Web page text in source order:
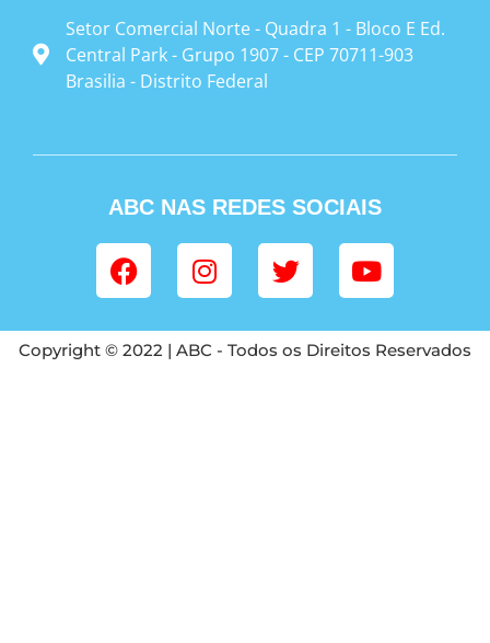
Setor Comercial Norte - Quadra 1 - Bloco E Ed.
Central Park - Grupo 1907 - CEP 70711-903
Brasilia - Distrito Federal
ABC NAS REDES SOCIAIS
Copyright © 2022 | ABC - Todos os Direitos Reservados